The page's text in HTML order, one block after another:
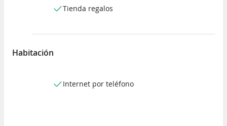
Tienda regalos
Habitación
Internet por teléfono